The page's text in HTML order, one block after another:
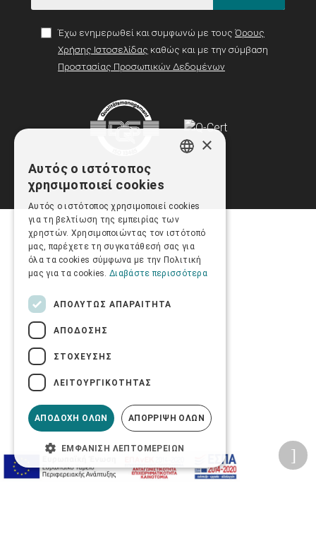
Έχω ενημερωθεί και συμφωνώ με τους Όρους
Χρήσης Ιστοσελίδας καθώς και με την σύμβαση
Προστασίας Προσωπικών Δεδομένων
×
Αυτός ο ιστότοπος
χρησιμοποιεί cookies
Αυτός ο ιστότοπος χρησιμοποιεί cookies
για τη βελτίωση της εμπειρίας των
χρηστών. Χρησιμοποιώντας τον ιστότοπό
μας, παρέχετε τη συγκατάθεσή σας για
όλα τα cookies σύμφωνα με την Πολιτική
μας για τα cookies. Διαβάστε περισσότερα
ΑΠΟΛΎΤΩΣ ΑΠΑΡΑΊΤΗΤΑ
ΑΠΌΔΟΣΗΣ
ΣΤΌΧΕΥΣΗΣ
ΛΕΙΤΟΥΡΓΙΚΌΤΗΤΑΣ
ΑΠΟΔΟΧΉ ΌΛΩΝ ΑΠΌΡΡΙΨΗ ΌΛΩΝ
ΕΜΦΆΝΙΣΗ ΛΕΠΤΟΜΕΡΕΙΏΝ